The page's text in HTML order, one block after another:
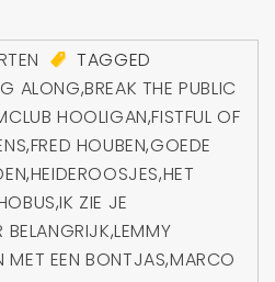
TAGGED
ALONG,BREAK THE PUBLIC
HOOLIGAN,FISTFUL OF
,FRED HOUBEN,GOEDE
,HEIDEROOSJES,HET
,IK ZIE JE
BELANGRIJK,LEMMY
MET EEN BONTJAS,MARCO